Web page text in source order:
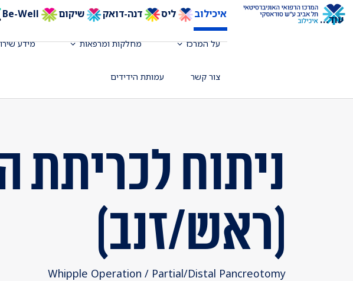
איכילוב ליס דנה-דואק שיקום Be-Well
על המרכז מחלקות ומרפאות מידע
צור קשר עמותת הידידים
עוד...
ניתוח לכריתת
(ראש/זנב)
Whipple Operation / Partial/Distal Pancreotomy